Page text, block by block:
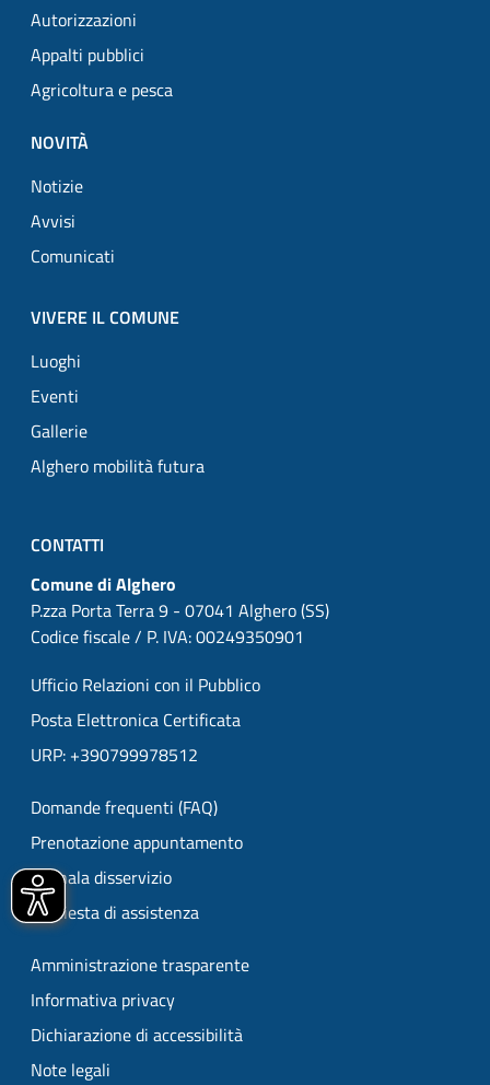
Autorizzazioni
Appalti pubblici
Agricoltura e pesca
NOVITÀ
Notizie
Avvisi
Comunicati
VIVERE IL COMUNE
Luoghi
Eventi
Gallerie
Alghero mobilità futura
CONTATTI
Comune di Alghero
P.zza Porta Terra 9 - 07041 Alghero (SS)
Codice fiscale / P. IVA: 00249350901
Ufficio Relazioni con il Pubblico
Posta Elettronica Certificata
URP: +390799978512
Domande frequenti (FAQ)
Prenotazione appuntamento
Segnala disservizio
Richiesta di assistenza
Amministrazione trasparente
Informativa privacy
Dichiarazione di accessibilità
Note legali